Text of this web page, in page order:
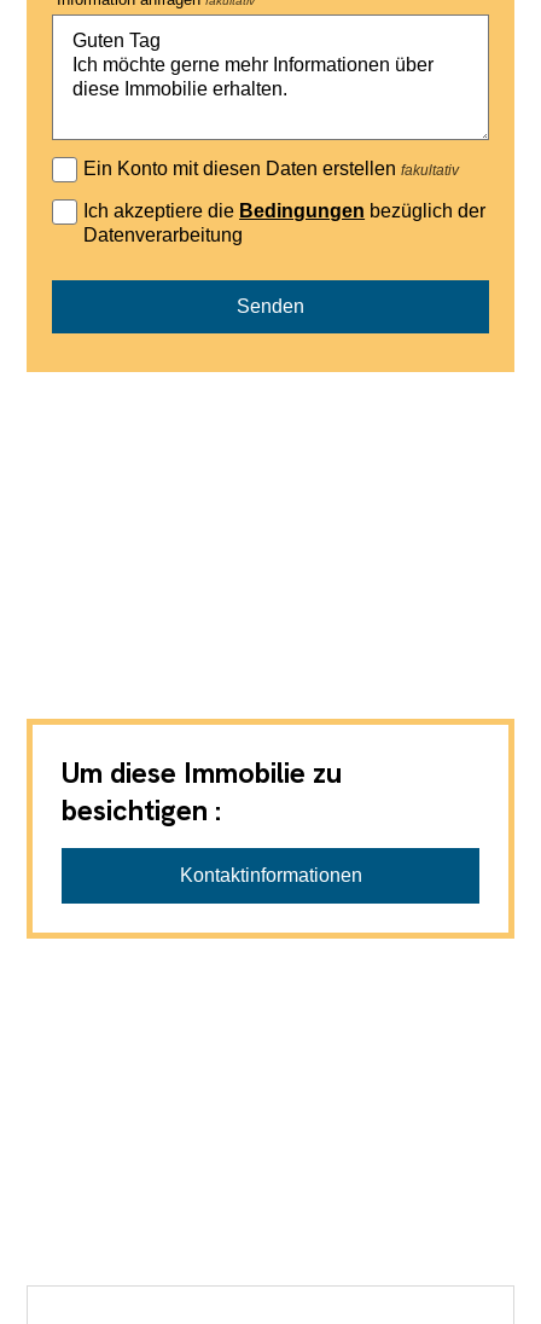
Ein Konto mit diesen Daten erstellenfakultativ
Ich akzeptiere die Bedingungen bezüglich der
Datenverarbeitung
Senden
Um diese Immobilie zu
besichtigen :
Kontaktinformationen